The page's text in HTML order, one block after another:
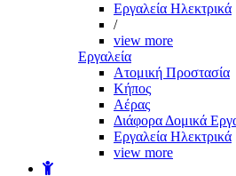
Εργαλεία Ηλεκτρικά
/
view more
Εργαλεία
Aτομική Προστασία
Kήπος
Αέρας
Διάφορα Δομικά
Εργαλεία Ηλεκτρικά
view more